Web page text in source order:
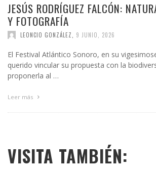
JESÚS RODRÍGUEZ FALCÓN:
Y FOTOGRAFÍA
LEONCIO GONZÁLEZ 9 JUNIO, 2026
El Festival Atlántico Sonoro, en su
querido vincular su propuesta con la
proponerla al …
Leer más
VISITA TAMBIÉN: